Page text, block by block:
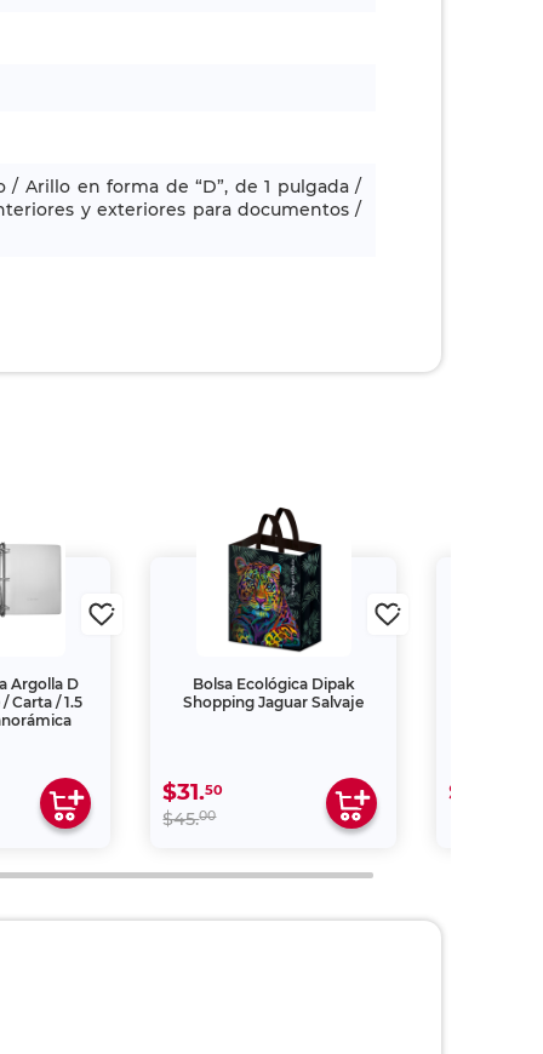
Arillo en forma de “D”, de 1 pulgada /
y exteriores para documentos /
Argolla D
Carta / 1.5
Bolsa Ecológica Dipak
Shopping Jaguar Salvaje
$31.50
$45.00
$99.